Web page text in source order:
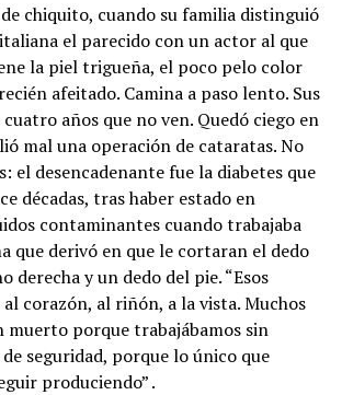
chiquito, cuando su familia distinguió
el parecido con un actor al que
la piel trigueña, el poco pelo color
afeitado. Camina a paso lento. Sus
cuatro años que no ven. Quedó ciego en
mal una operación de cataratas. No
el desencadenante fue la diabetes que
décadas, tras haber estado en
contaminantes cuando trabajaba
que derivó en que le cortaran el dedo
derecha y un dedo del pie. “Esos
corazón, al riñón, a la vista. Muchos
muerto porque trabajábamos sin
seguridad, porque lo único que
produciendo” .